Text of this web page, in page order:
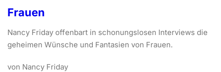
Frauen
Nancy Friday offenbart in schonungslosen Interviews die
geheimen Wünsche und Fantasien von Frauen.
von Nancy Friday